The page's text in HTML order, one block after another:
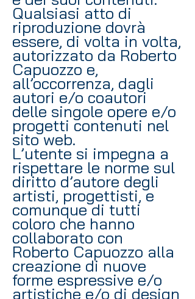
Qualsiasi atto di
riproduzione dovrà
essere, di volta in volta,
autorizzato da Roberto
Capuozzo e,
all’occorrenza, dagli
autori e/o coautori
delle singole opere e/o
progetti contenuti nel
sito web.
L’utente si impegna a
rispettare le norme sul
diritto d’autore degli
artisti, progettisti, e
comunque di tutti
coloro che hanno
collaborato con
Roberto Capuozzo alla
creazione di nuove
forme espressive e/o
artistiche e/o di design